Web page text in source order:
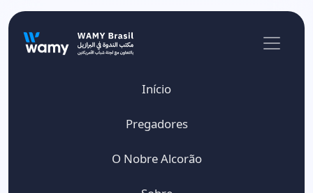
Início
Pregadores
O Nobre Alcorão